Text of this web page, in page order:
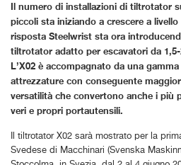
Il numero di installazioni di tiltrotator
piccoli sta iniziando a crescere a livello
risposta Steelwrist sta ora
tiltrotator adatto per escavatori da
L’X02 è accompagnato da una
attrezzature con conseguente
versatilità che convertono anche i più
veri e propri portautensili.
Il tiltrotator X02 sarà mostrato per la
Svedese di Macchinari (Svenska